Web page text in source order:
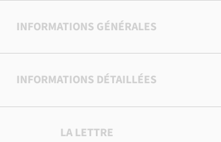
INFORMATIONS GÉNÉRALES
INFORMATIONS DÉTAILLÉES
LA LETTRE